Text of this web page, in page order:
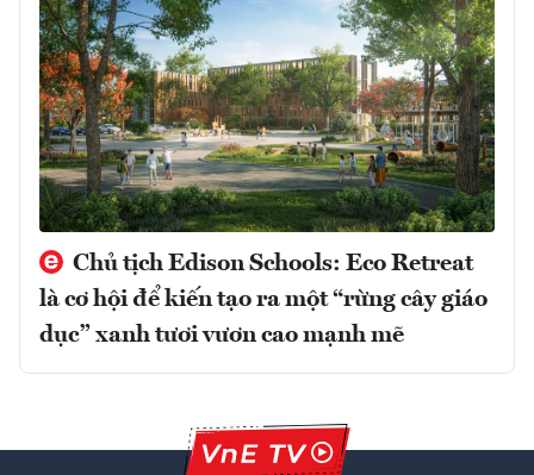
Chủ tịch Edison Schools: Eco Retreat
là cơ hội để kiến tạo ra một “rừng cây giáo
dục” xanh tươi vươn cao mạnh mẽ